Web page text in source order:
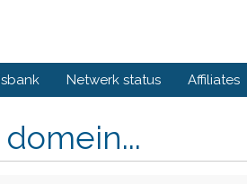
Netwerk status Affiliates